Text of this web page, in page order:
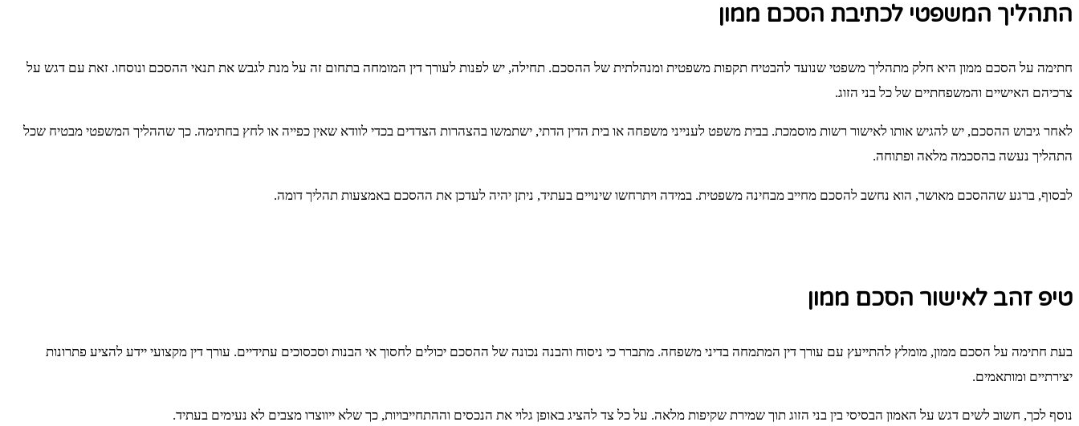
התהליך המשפטי לכתיבת הסכם ממון
חתימה על הסכם ממון היא חלק מתהליך משפטי שנועד להבטיח תקפות משפטית ומנהלתית של ההסכם. תחילה, יש לפנות לעורך דין המומחה בתחום זה על מנת לגבש את תנאי ההסכם ונוסחו. זאת עם דגש על
צרכיהם האישיים והמשפחתיים של כל בני הזוג.
לאחר גיבוש ההסכם, יש להגיש אותו לאישור רשות מוסמכת. בבית משפט לענייני משפחה או בית הדין הדתי, ישתמשו בהצהרות הצדדים בכדי לוודא שאין כפייה או לחץ בחתימה. כך שההליך המשפטי מבטיח שכל
התהליך נעשה בהסכמה מלאה ופתוחה.
לבסוף, ברגע שההסכם מאושר, הוא נחשב להסכם מחייב מבחינה משפטית. במידה ויתרחשו שינויים בעתיד, ניתן יהיה לעדכן את ההסכם באמצעות תהליך דומה.
טיפ זהב לאישור הסכם ממון
בעת חתימה על הסכם ממון, מומלץ להתייעץ עם עורך דין המתמחה בדיני משפחה. מתברר כי ניסוח והבנה נכונה של ההסכם יכולים לחסוך אי הבנות וסכסוכים עתידיים. עורך דין מקצועי יידע להציע פתרונות
יצירתיים ומותאמים.
נוסף לכך, חשוב לשים דגש על האמון הבסיסי בין בני הזוג תוך שמירת שקיפות מלאה. על כל צד להציג באופן גלוי את הנכסים וההתחייבויות, כך שלא ייווצרו מצבים לא נעימים בעתיד.